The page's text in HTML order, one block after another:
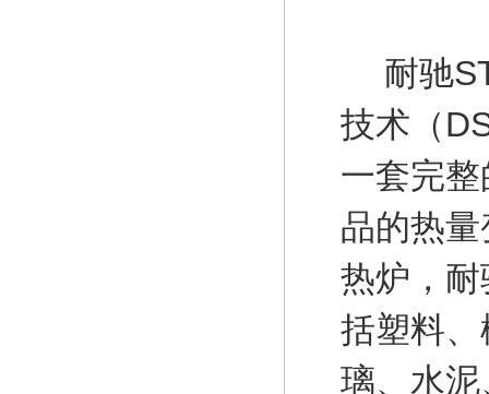
耐驰
技术（
一套完
品的热
热炉，
括塑料
璃、水